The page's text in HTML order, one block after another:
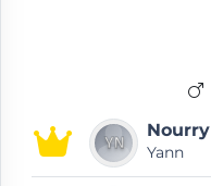
Nourry
Yann